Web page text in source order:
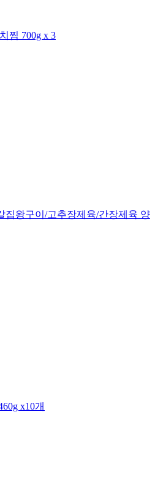
찜 700g x 3
집왕구이/고추장제육/간장제육 양
x10개